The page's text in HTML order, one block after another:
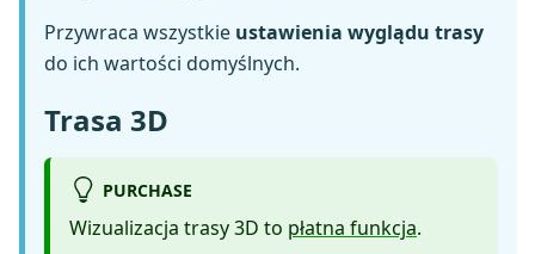
Przywraca wszystkie ustawienia wyglądu trasy
do ich wartości domyślnych.
Trasa 3D
PURCHASE
Wizualizacja trasy 3D to płatna funkcja.